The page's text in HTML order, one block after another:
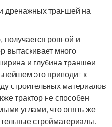
дренажных траншей на
ровной и
вытаскивает много
и глубина траншеи
это приводит к
строительных материалов
трактор не способен
углами, что опять же
стройматериалы.